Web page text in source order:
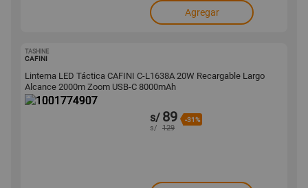
Agregar
TASHINE
CAFINI
Linterna LED Táctica CAFINI C-L1638A 20W Recargable Largo
Alcance 2000m Zoom USB-C 8000mAh
s/ 89 -31%
s/ 129